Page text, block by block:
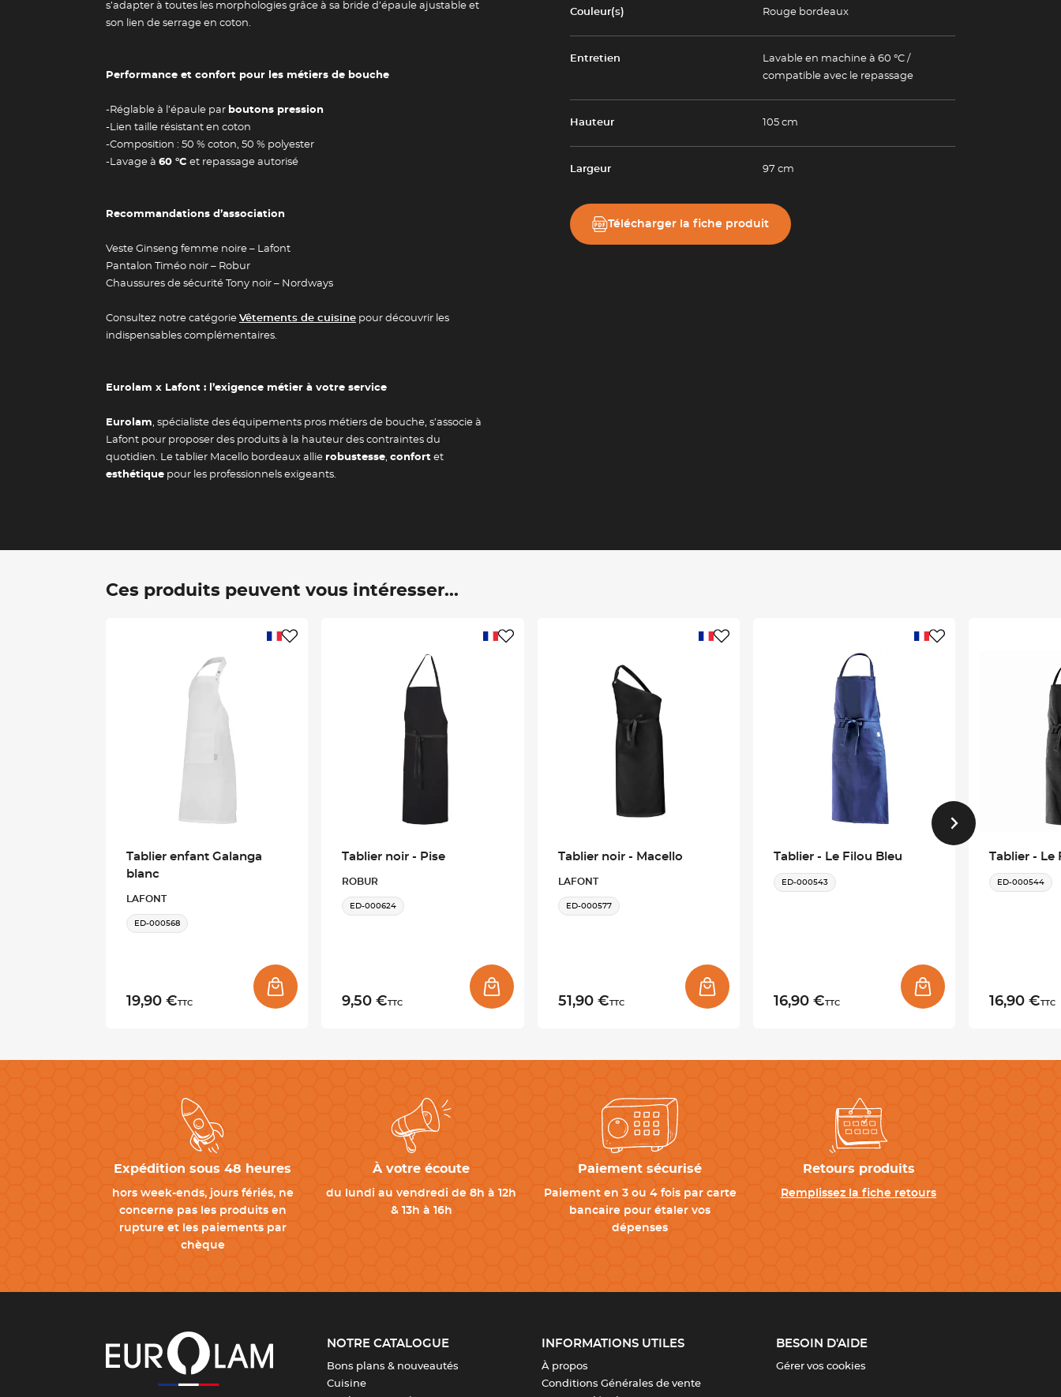
s’adapter à toutes les morphologies grâce à sa bride d’épaule ajustable et
son lien de serrage en coton.
Performance et confort pour les métiers de bouche
-Réglable à l’épaule par boutons pression
-Lien taille résistant en coton
-Composition : 50 % coton, 50 % polyester
-Lavage à 60 °C et repassage autorisé
Recommandations d’association
Veste Ginseng femme noire – Lafont
Pantalon Timéo noir – Robur
Chaussures de sécurité Tony noir – Nordways
Consultez notre catégorie Vêtements de cuisine pour découvrir les
indispensables complémentaires.
Eurolam x Lafont : l’exigence métier à votre service
Eurolam, spécialiste des équipements pros métiers de bouche, s’associe à
Lafont pour proposer des produits à la hauteur des contraintes du
quotidien. Le tablier Macello bordeaux allie robustesse, confort et
esthétique pour les professionnels exigeants.
Couleur(s) Rouge bordeaux
Entretien
Lavable en machine à 60 °C /
compatible avec le repassage
Hauteur 105 cm
Largeur 97 cm
Télécharger la fiche produit
Guide des tailles
Ces produits peuvent vous intéresser...
Tablier enfant Galanga
blanc
LAFONT
ED-000568
19,90 €TTC
Tablier noir - Pise
ROBUR
ED-000624
9,50 €TTC
Tablier noir - Macello
LAFONT
ED-000577
51,90 €TTC
Tablier - Le Filou Bleu
ED-000543
16,90 €TTC
Tablier - Le
ED-000544
16,90 €TTC
Expédition sous 48 heures
hors week-ends, jours fériés, ne
concerne pas les produits en
rupture et les paiements par
chèque
À votre écoute
du lundi au vendredi de 8h à 12h
& 13h à 16h
Paiement sécurisé
Paiement en 3 ou 4 fois par carte
bancaire pour étaler vos
dépenses
Retours produits
Remplissez la fiche retours
NOTRE CATALOGUE
Bons plans & nouveautés
Cuisine
INFORMATIONS UTILES
À propos
Conditions Générales de vente
BESOIN D'AIDE
Gérer vos cookies